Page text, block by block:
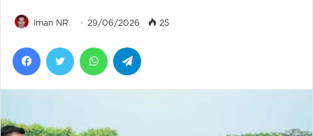
Iman NR 29/06/2026 25
FacebookTwitter WhatsApp